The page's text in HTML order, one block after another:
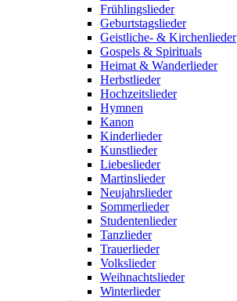
Frühlingslieder
Geburtstagslieder
Geistliche- & Kirchenlieder
Gospels & Spirituals
Heimat & Wanderlieder
Herbstlieder
Hochzeitslieder
Hymnen
Kanon
Kinderlieder
Kunstlieder
Liebeslieder
Martinslieder
Neujahrslieder
Sommerlieder
Studentenlieder
Tanzlieder
Trauerlieder
Volkslieder
Weihnachtslieder
Winterlieder